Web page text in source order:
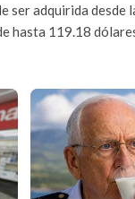
ser adquirida
hasta 119.18